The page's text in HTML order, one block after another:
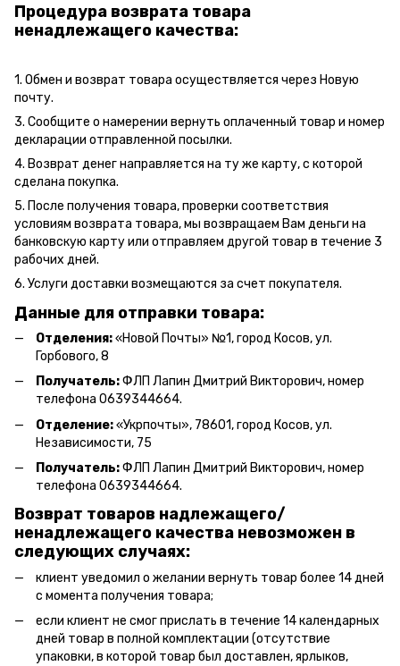
Процедура возврата товара
ненадлежащего качества:
1. Обмен и возврат товара осуществляется через Новую
почту.
3. Сообщите о намерении вернуть оплаченный товар и номер
декларации отправленной посылки.
4. Возврат денег направляется на ту же карту, с которой
сделана покупка.
5. После получения товара, проверки соответствия
условиям возврата товара, мы возвращаем Вам деньги на
банковскую карту или отправляем другой товар в течение 3
рабочих дней.
6. Услуги доставки возмещаются за счет покупателя.
Данные для отправки товара:
Отделения:«Новой Почты» №1, город Косов,ул.
Горбового, 8
Получатель:ФЛП Лапин Дмитрий Викторович, номер
телефона 0639344664.
Отделение:«Укрпочты», 78601, город Косов, ул.
Независимости, 75
Получатель:ФЛП Лапин Дмитрий Викторович, номер
телефона 0639344664.
Возврат товаров надлежащего/
ненадлежащего качества невозможен в
следующих случаях:
клиент уведомил о желании вернуть товар более 14 дней
с момента получения товара;
если клиент не смог прислать в течение 14 календарных
дней товар в полной комплектации (отсутствие
упаковки, в которой товар был доставлен, ярлыков,